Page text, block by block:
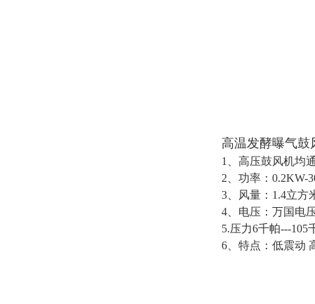
高温发酵曝气鼓
1、高压鼓风机均
2、功率：0.2KW-
3、风量：1.4立方
4、电压：万国电
5.压力6千帕---105
6、特点：低震动